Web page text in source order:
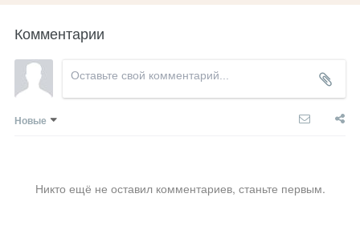
Комментарии
Новые
Никто ещё не оставил комментариев, станьте первым.